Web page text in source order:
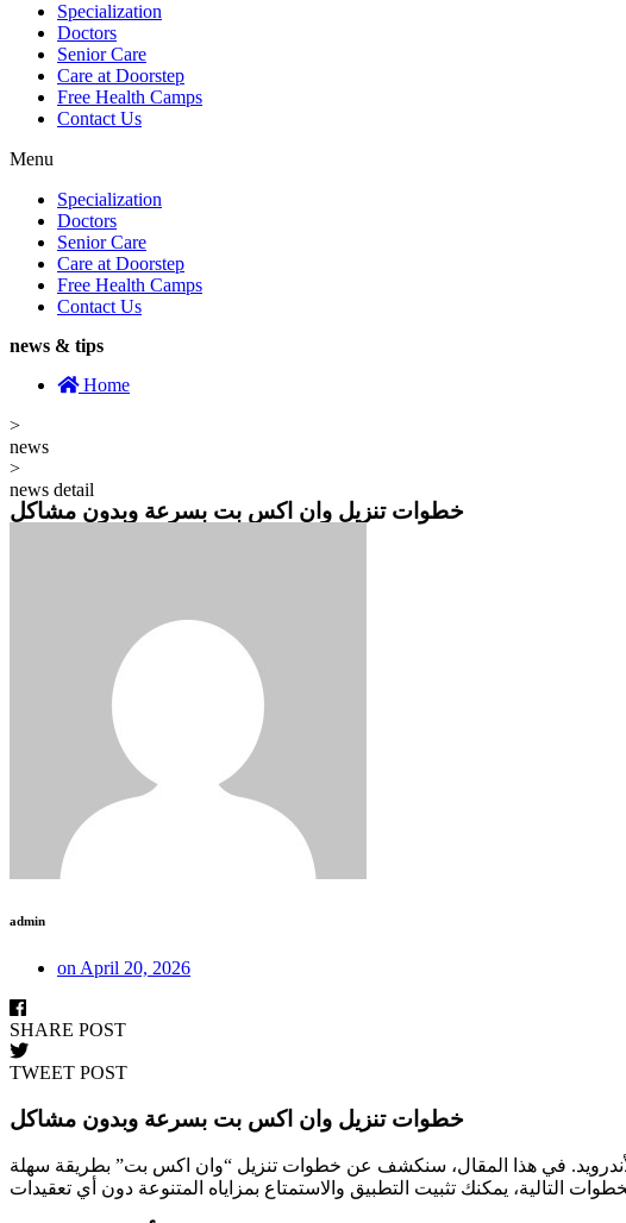
Specialization
Doctors
Senior Care
Care at Doorstep
Free Health Camps
Contact Us
Menu
Specialization
Doctors
Senior Care
Care at Doorstep
Free Health Camps
Contact Us
news & tips
Home
>
news
>
news detail
خطوات تنزيل وان اكس بت بسرعة وبدون مشاكل
admin
on April 20, 2026
SHARE POST
TWEET POST
خطوات تنزيل وان اكس بت بسرعة وبدون مشاكل
في هذا المقال، سنكشف عن خطوات تنزيل “وان اكس بت” بطريقة سهلة